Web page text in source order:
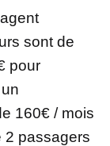
sont de
pour
160€ / mois
2 passagers